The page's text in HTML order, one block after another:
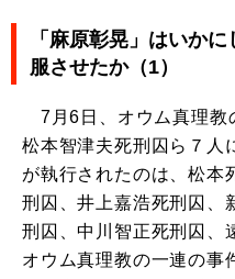
「麻原彰晃」はいか
服させたか（1）
7月6日、オウム真理教
松本智津夫死刑囚ら７人
が執行されたのは、松本
刑囚、井上嘉浩死刑囚、
刑囚、中川智正死刑囚、
オウム真理教の一連の事